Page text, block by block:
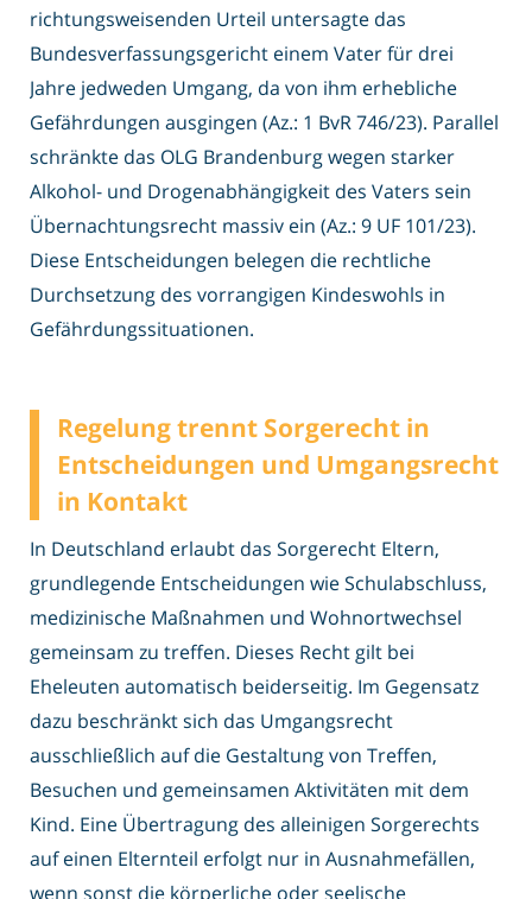
richtungsweisenden Urteil untersagte das
Bundesverfassungsgericht einem Vater für drei
Jahre jedweden Umgang, da von ihm erhebliche
Gefährdungen ausgingen (Az.: 1 BvR 746/23). Parallel
schränkte das OLG Brandenburg wegen starker
Alkohol- und Drogenabhängigkeit des Vaters sein
Übernachtungsrecht massiv ein (Az.: 9 UF 101/23).
Diese Entscheidungen belegen die rechtliche
Durchsetzung des vorrangigen Kindeswohls in
Gefährdungssituationen.
Regelung trennt Sorgerecht in
Entscheidungen und Umgangsrecht
in Kontakt
In Deutschland erlaubt das Sorgerecht Eltern,
grundlegende Entscheidungen wie Schulabschluss,
medizinische Maßnahmen und Wohnortwechsel
gemeinsam zu treffen. Dieses Recht gilt bei
Eheleuten automatisch beiderseitig. Im Gegensatz
dazu beschränkt sich das Umgangsrecht
ausschließlich auf die Gestaltung von Treffen,
Besuchen und gemeinsamen Aktivitäten mit dem
Kind. Eine Übertragung des alleinigen Sorgerechts
auf einen Elternteil erfolgt nur in Ausnahmefällen,
wenn sonst die körperliche oder seelische